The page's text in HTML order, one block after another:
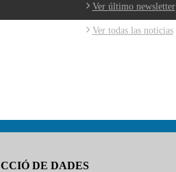
Ver último newsletter
Ver todas las noticias
DE DADES